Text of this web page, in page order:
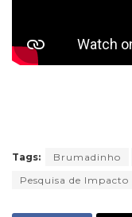
Tags: Brumadinho
Pesquisa de Impacto